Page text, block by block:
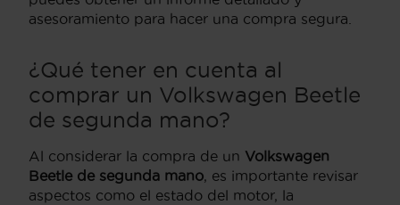
asesoramiento para hacer una compra segura.
¿Qué tener en cuenta al
comprar un Volkswagen Beetle
de segunda mano?
Al considerar la compra de un Volkswagen
Beetle de segunda mano, es importante revisar
aspectos como el estado del motor, la